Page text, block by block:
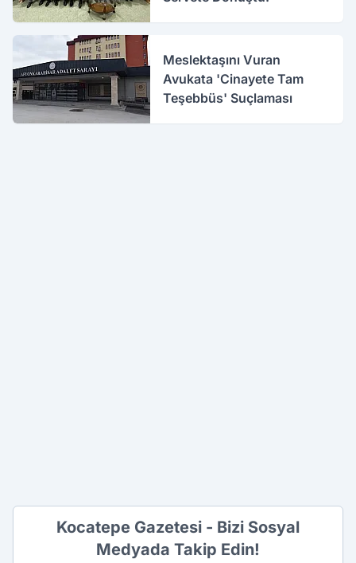
Meslektaşını Vuran
Avukata 'Cinayete Tam
Teşebbüs' Suçlaması
Kocatepe Gazetesi - Bizi Sosyal
Medyada Takip Edin!